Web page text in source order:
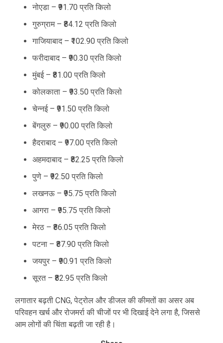
नोएडा – ₹91.70 प्रति किलो
गुरुग्राम – ₹84.12 प्रति किलो
गाजियाबाद – ₹102.90 प्रति किलो
फरीदाबाद – ₹90.30 प्रति किलो
मुंबई – ₹81.00 प्रति किलो
कोलकाता – ₹93.50 प्रति किलो
चेन्नई – ₹91.50 प्रति किलो
बेंगलुरु – ₹90.00 प्रति किलो
हैदराबाद – ₹97.00 प्रति किलो
अहमदाबाद – ₹82.25 प्रति किलो
पुणे – ₹92.50 प्रति किलो
लखनऊ – ₹95.75 प्रति किलो
आगरा – ₹95.75 प्रति किलो
मेरठ – ₹86.05 प्रति किलो
पटना – ₹87.90 प्रति किलो
जयपुर – ₹90.91 प्रति किलो
सूरत – ₹82.95 प्रति किलो
लगातार बढ़ती CNG, पेट्रोल और डीजल की कीमतों का असर अब
परिवहन खर्च और रोजमर्रा की चीजों पर भी दिखाई देने लगा है, जिससे
आम लोगों की चिंता बढ़ती जा रही है।